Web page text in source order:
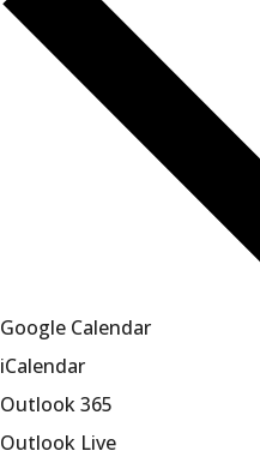
Google Calendar
iCalendar
Outlook 365
Outlook Live